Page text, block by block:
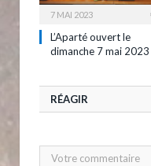
7 MAI 2023
L’Aparté ouvert le
dimanche 7 mai 2023
RÉAGIR